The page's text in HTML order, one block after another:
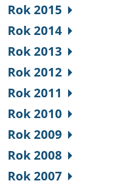
Rok 2015
Rok 2014
Rok 2013
Rok 2012
Rok 2011
Rok 2010
Rok 2009
Rok 2008
Rok 2007